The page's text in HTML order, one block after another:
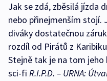
Jak se zdá, zběsilá jízda
nebo přinejmenším stojí.
diváky dostatečnou
rozdíl od Pirátů z
Stejně tak je na tom
sci-fi R.I.P.D. – URNA: